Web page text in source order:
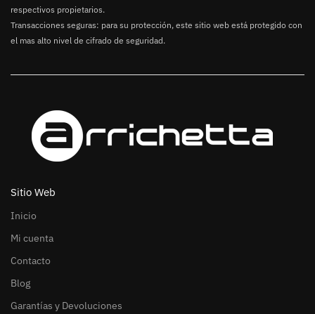
respectivos propietarios.
Transacciones seguras: para su protección, este sitio web está protegido con
el mas alto nivel de cifrado de seguridad.
Sitio Web
Inicio
Mi cuenta
Contacto
Blog
Garantías y Devoluciones